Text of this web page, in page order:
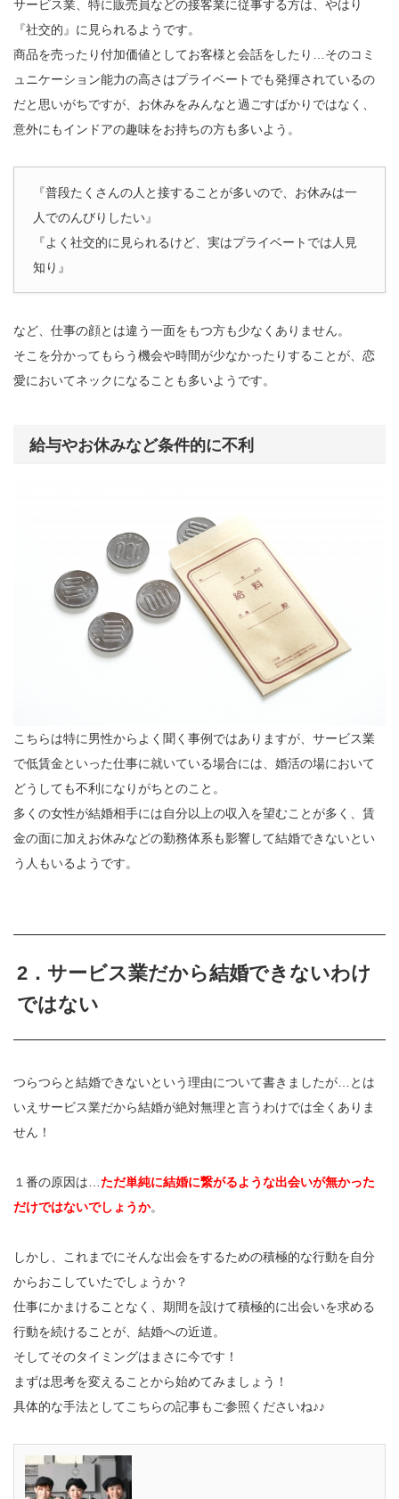
サービス業、特に販売員などの接客業に従事する方は、やはり
『社交的』に見られるようです。
商品を売ったり付加価値としてお客様と会話をしたり…そのコミ
ュニケーション能力の高さはプライベートでも発揮されているの
だと思いがちですが、お休みをみんなと過ごすばかりではなく、
意外にもインドアの趣味をお持ちの方も多いよう。
『普段たくさんの人と接することが多いので、お休みは一
人でのんびりしたい』
『よく社交的に見られるけど、実はプライベートでは人見
知り』
など、仕事の顔とは違う一面をもつ方も少なくありません。
そこを分かってもらう機会や時間が少なかったりすることが、恋
愛においてネックになることも多いようです。
給与やお休みなど条件的に不利
こちらは特に男性からよく聞く事例ではありますが、サービス業
で低賃金といった仕事に就いている場合には、婚活の場において
どうしても不利になりがちとのこと。
多くの女性が結婚相手には自分以上の収入を望むことが多く、賃
金の面に加えお休みなどの勤務体系も影響して結婚できないとい
う人もいるようです。
2．サービス業だから結婚できないわけ
ではない
つらつらと結婚できないという理由について書きましたが…とは
いえサービス業だから結婚が絶対無理と言うわけでは全くありま
せん！
１番の原因は… ただ単純に結婚に繋がるような出会いが無かった
だけではないでしょうか。
しかし、これまでにそんな出会をするための積極的な行動を自分
からおこしていたでしょうか？
仕事にかまけることなく、期間を設けて積極的に出会いを求める
行動を続けることが、結婚への近道。
そしてそのタイミングはまさに今です！
まずは思考を変えることから始めてみましょう！
具体的な手法としてこちらの記事もご参照くださいね♪♪